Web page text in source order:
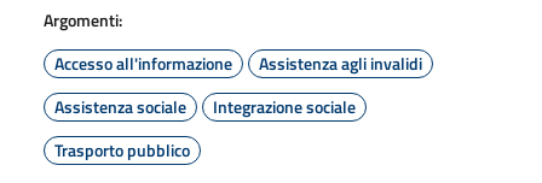
Argomenti:
Accesso all'informazione
Assistenza agli invalidi
Assistenza sociale
Integrazione sociale
Trasporto pubblico